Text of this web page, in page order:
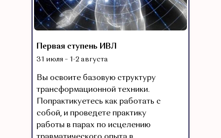
Первая ступень ИВЛ
31 июля – 1-2 августа
Вы освоите базовую структуру
трансформационной техники.
Попрактикуетесь как работать с
собой, и проведете практику
работы в парах по исцелению